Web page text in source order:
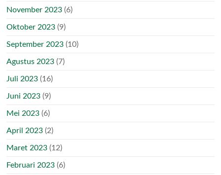
November 2023 (6)
Oktober 2023 (9)
September 2023 (10)
Agustus 2023 (7)
Juli 2023 (16)
Juni 2023 (9)
Mei 2023 (6)
April 2023 (2)
Maret 2023 (12)
Februari 2023 (6)